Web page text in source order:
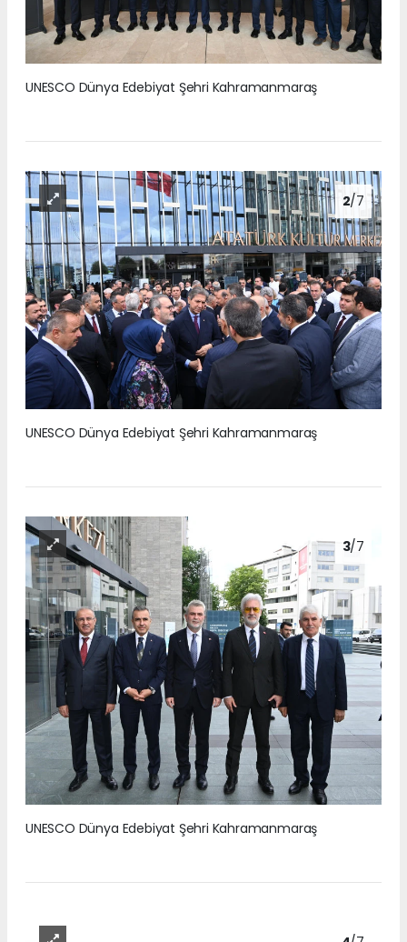
UNESCO Dünya Edebiyat Şehri Kahramanmaraş
2/7
UNESCO Dünya Edebiyat Şehri Kahramanmaraş
3/7
UNESCO Dünya Edebiyat Şehri Kahramanmaraş